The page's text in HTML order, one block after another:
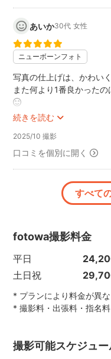
あいか30代 女性
ニューボーンフォト
続きを読む
写真の仕上げは、かわい
また何より1番良かった
😊
赤ちゃんをあやしながら
ニューボーンフォトとい
に撮って頂けて、本当に
2025/10 撮影
口コミを個別に開く
すべて
fotowa撮影料金
平日
土日祝
* プランにより料金が異
* 撮影料・出張料・指名
撮影可能スケジュ